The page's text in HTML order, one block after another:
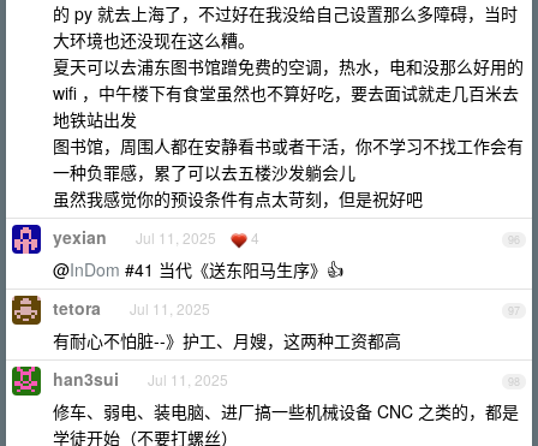
的 py 就去上海了，不过好在我没给自己设置那么多障碍，当时
大环境也还没现在这么糟。
夏天可以去浦东图书馆蹭免费的空调，热水，电和没那么好用的
wifi ，中午楼下有食堂虽然也不算好吃，要去面试就走几百米去
地铁站出发
图书馆，周围人都在安静看书或者干活，你不学习不找工作会有
一种负罪感，累了可以去五楼沙发躺会儿
虽然我感觉你的预设条件有点太苛刻，但是祝好吧
96
yexian Jul 11, 2025 4
@InDom #41 当代《送东阳马生序》👍
97
tetora Jul 11, 2025
有耐心不怕脏--》护工、月嫂，这两种工资都高
98
han3sui Jul 11, 2025
修车、弱电、装电脑、进厂搞一些机械设备 CNC 之类的，都是
学徒开始（不要打螺丝）